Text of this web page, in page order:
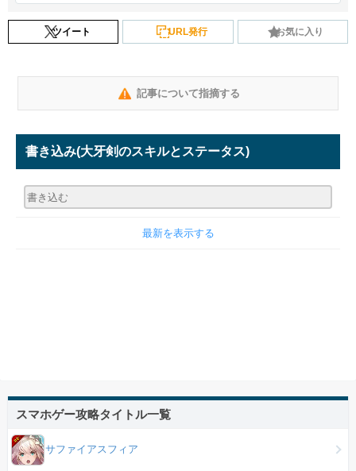
ツイート URL発行 お気に入り
記事について指摘する
書き込み(大牙剣のスキルとステータス)
最新を表示する
スマホゲー攻略タイトル一覧
サファイアスフィア